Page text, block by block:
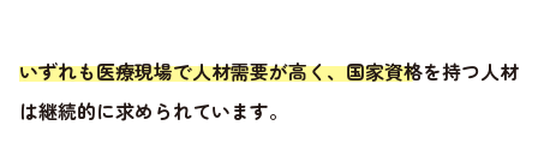
いずれも医療現場で人材需要が高く、国家資格を持つ人材
は継続的に求められています。